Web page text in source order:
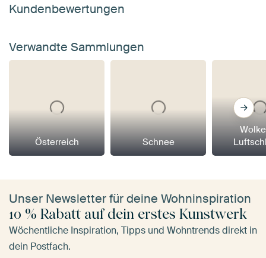
Kundenbewertungen
Verwandte Sammlungen
Österreich Schnee
Unser Newsletter für deine Wohninspiration
10 % Rabatt auf dein erstes Kunstwerk
Wöchentliche Inspiration, Tipps und Wohntrends direkt in
dein Postfach.